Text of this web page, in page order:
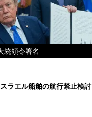
統領令署名
ラエル船舶の航行禁止検討